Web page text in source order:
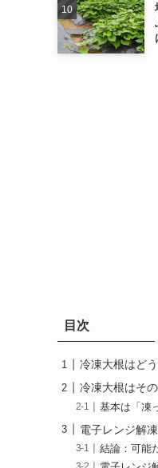
目次
冷凍大根はど
冷凍大根はそ
基本は「凍
電子レンジ解
結論：可能